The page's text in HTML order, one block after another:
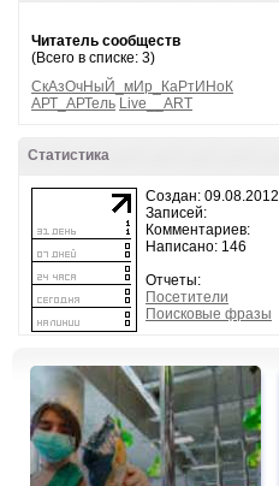
Читатель сообществ
(Всего в списке: 3)
СкАзОчНыЙ_мИр_КаРтИНоК
АРТ_АРТель Live__ART
Статистика
Создан: 09.08.2012
Записей:
Комментариев:
Написано: 146
Отчеты:
Посетители
Поисковые фразы